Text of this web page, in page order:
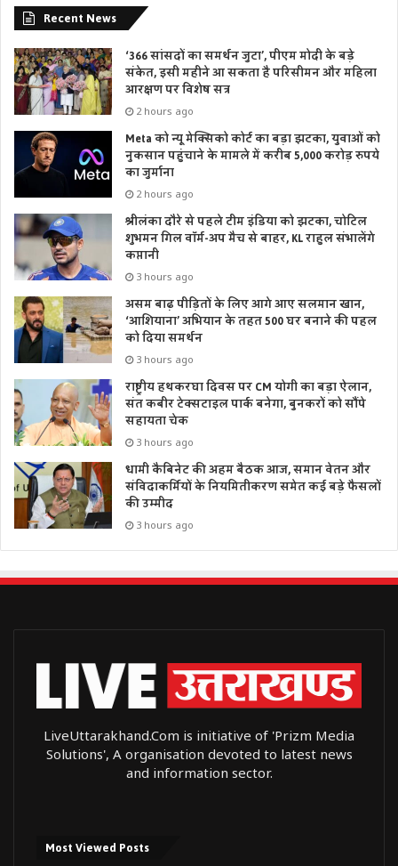
Recent News
‘366 सांसदों का समर्थन जुटा’, पीएम मोदी के बड़े
संकेत, इसी महीने आ सकता है परिसीमन और महिला
आरक्षण पर विशेष सत्र
2 hours ago
Meta को न्यू मेक्सिको कोर्ट का बड़ा झटका, युवाओं को
नुकसान पहुंचाने के मामले में करीब 5,000 करोड़ रुपये
का जुर्माना
2 hours ago
श्रीलंका दौरे से पहले टीम इंडिया को झटका, चोटिल
शुभमन गिल वॉर्म-अप मैच से बाहर, KL राहुल संभालेंगे
कप्तानी
3 hours ago
असम बाढ़ पीड़ितों के लिए आगे आए सलमान खान,
‘आशियाना’ अभियान के तहत 500 घर बनाने की पहल
को दिया समर्थन
3 hours ago
राष्ट्रीय हथकरघा दिवस पर CM योगी का बड़ा ऐलान,
संत कबीर टेक्सटाइल पार्क बनेगा, बुनकरों को सौंपे
सहायता चेक
3 hours ago
धामी कैबिनेट की अहम बैठक आज, समान वेतन और
संविदाकर्मियों के नियमितीकरण समेत कई बड़े फैसलों
की उम्मीद
3 hours ago
LiveUttarakhand.Com is initiative of 'Prizm Media
Solutions', A organisation devoted to latest news
and information sector.
Most Viewed Posts